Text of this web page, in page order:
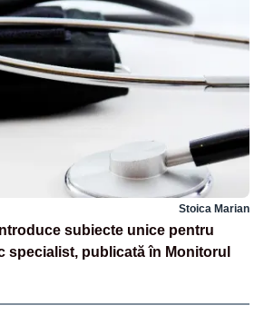
Stoica Marian
subiecte unice pentru
specialist, publicată în Monitorul